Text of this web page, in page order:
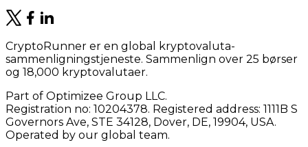
CryptoRunner er en global kryptovaluta-
sammenligningstjeneste. Sammenlign over 25 børser
og 18,000 kryptovalutaer.
Part of Optimizee Group LLC.
Registration no: 10204378. Registered address: 1111B S
Governors Ave, STE 34128, Dover, DE, 19904, USA.
Operated by our global team.